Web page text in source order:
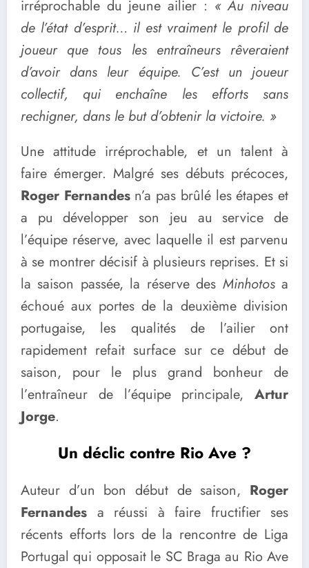
irréprochable du jeune ailier : « Au niveau
de l’état d’esprit… il est vraiment le profil de
joueur que tous les entraîneurs rêveraient
d’avoir dans leur équipe. C’est un joueur
collectif, qui enchaîne les efforts sans
rechigner, dans le but d’obtenir la victoire. »
Une attitude irréprochable, et un talent à
faire émerger. Malgré ses débuts précoces,
Roger Fernandesn’a pas brûlé les étapes et
a pu développer son jeu au service de
l’équipe réserve, avec laquelle il est parvenu
à se montrer décisif à plusieurs reprises. Et si
la saison passée, la réserve des Minhotosa
échoué aux portes de la deuxième division
portugaise, les qualités de l’ailier ont
rapidement refait surface sur ce début de
saison, pour le plus grand bonheur de
l’entraîneur de l’équipe principale, Artur
Jorge.
Un déclic contre Rio Ave ?
Auteur d’un bon début de saison, Roger
Fernandes a réussi à faire fructifier ses
récents efforts lors de la rencontre de Liga
Portugal qui opposait le SC Braga au Rio Ave